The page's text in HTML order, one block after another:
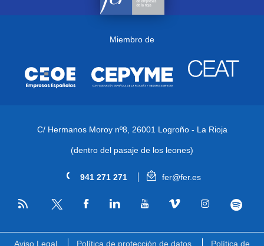
Miembro de
C/ Hermanos Moroy nº8, 26001 Logroño - La Rioja
(dentro del pasaje de los leones)
941 271 271 fer@fer.es
RSS
Aviso Legal Política de protección de datos Política de